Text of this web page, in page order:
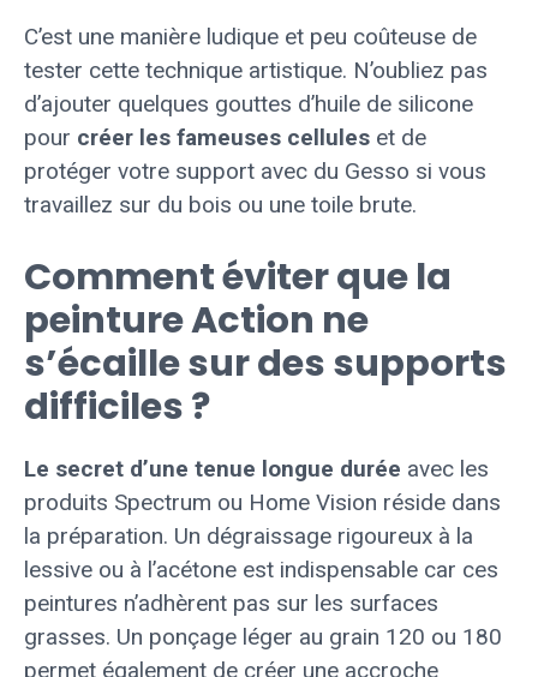
C’est une manière ludique et peu coûteuse de
tester cette technique artistique. N’oubliez pas
d’ajouter quelques gouttes d’huile de silicone
pour créer les fameuses cellules et de
protéger votre support avec du Gesso si vous
travaillez sur du bois ou une toile brute.
Comment éviter que la
peinture Action ne
s’écaille sur des supports
difficiles ?
Le secret d’une tenue longue durée avec les
produits Spectrum ou Home Vision réside dans
la préparation. Un dégraissage rigoureux à la
lessive ou à l’acétone est indispensable car ces
peintures n’adhèrent pas sur les surfaces
grasses. Un ponçage léger au grain 120 ou 180
permet également de créer une accroche